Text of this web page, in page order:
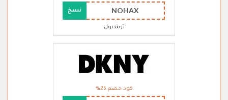
NOHAX نسخ
ترينديول
كود خصم 25%